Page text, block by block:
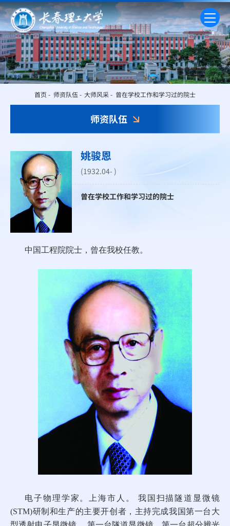
师资队伍
首页 - 师资队伍 - 大师风采 - 曾在学校工作和学习过的院士
姚骏恩
(1932.04- )
曾在学校工作和学习过的院士
中国工程院院士，曾在我校任教。
电子物理学家。上海市人。 我国扫描隧道显微镜
(STM)研制和生产的主要开创者，主持完成我国第一台大